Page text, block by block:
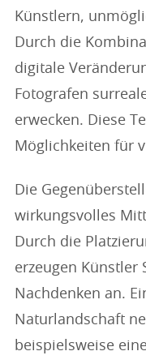
Künstlern,
Durch die
digitale
Fotografen
erwecken. Diese
Möglichkeiten für
Die
wirkungsvolles
Durch die
erzeugen Künstler
Nachdenken an.
Naturlandschaft
beispielsweise